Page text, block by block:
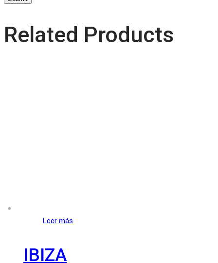
Related Products
Leer más
IBIZA